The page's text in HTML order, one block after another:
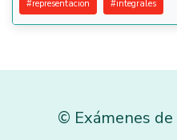
#representacion #integrales
© Exámenes de